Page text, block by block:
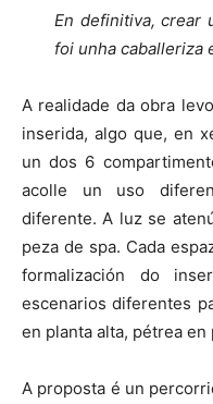
En definitiva, crear
foi unha caballeriza
A realidade da obra
inserida, algo que, en
un dos 6
acolle un uso
diferente. A luz se
peza de spa. Cada
formalización do
escenarios diferentes
en planta alta, pétrea en
A proposta é un